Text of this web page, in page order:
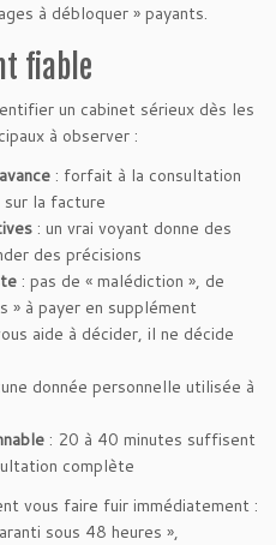
à débloquer » payants.
fiable
un cabinet sérieux dès les
à observer :
: forfait à la consultation
la facture
: un vrai voyant donne des
des précisions
: pas de « malédiction », de
» à payer en supplément
aide à décider, il ne décide
donnée personnelle utilisée à
: 20 à 40 minutes suffisent
complète
vous faire fuir immédiatement :
sous 48 heures »,